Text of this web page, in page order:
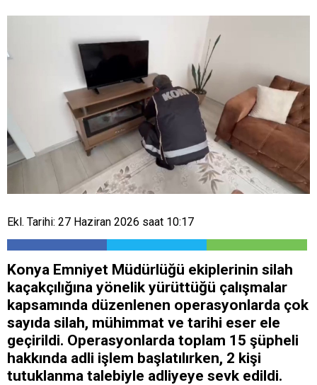
Ekl. Tarihi: 27 Haziran 2026 saat 10:17
Konya Emniyet Müdürlüğü ekiplerinin silah
kaçakçılığına yönelik yürüttüğü çalışmalar
kapsamında düzenlenen operasyonlarda çok
sayıda silah, mühimmat ve tarihi eser ele
geçirildi. Operasyonlarda toplam 15 şüpheli
hakkında adli işlem başlatılırken, 2 kişi
tutuklanma talebiyle adliyeye sevk edildi.